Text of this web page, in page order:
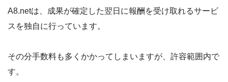
A8.netは、成果が確定した翌日に報酬を受け取れるサービ
スを独自に行っています。
その分手数料も多くかかってしまいますが、許容範囲内で
す。